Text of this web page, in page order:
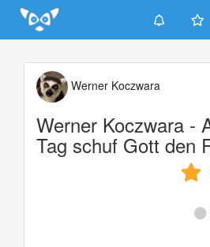
Update cookies preferences
Werner Koczwara
Werner Koczwara -
Tag schuf Gott den